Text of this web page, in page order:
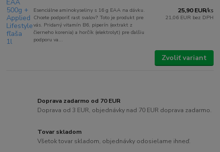
Esenciálne aminokyseliny s 16 g EAA na dávku.
Chcete podporiť rast svalov? Toto je produkt pre
vás. Pridaný vitamín B6, piperín (extrakt z
čierneho korenia) a horčík (elektrolyt) pre ďalšiu
podporu va...
25,90 EUR/ks
21,06 EUR bez DPH
Zvoliť variant
Doprava zadarmo od 70 EUR
Doprava od 3 EUR, objednávky nad 70 EUR doprava zadarmo.
Tovar skladom
Všetok tovar skladom, objednávky odosielame ihneď.